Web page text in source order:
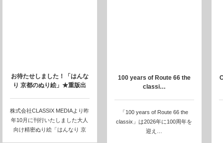
お待たせしました！「はんな
り 京都のぬり絵」★重版出
株式会社CLASSIX MEDIAより昨
年10月に刊行いたしました大人
向け精密ぬり絵「はんなり 京
100 years of Route 66 the
classi…
「100 years of Route 66 the
classix」は2026年に100周年を
迎え…